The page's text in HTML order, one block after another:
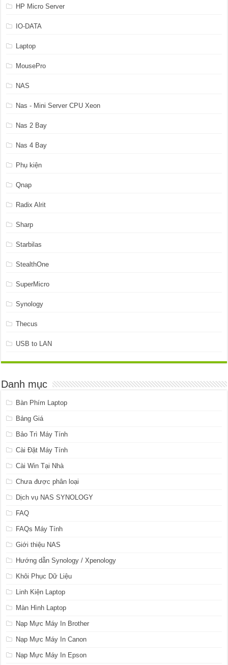
HP Micro Server
IO-DATA
Laptop
MousePro
NAS
Nas - Mini Server CPU Xeon
Nas 2 Bay
Nas 4 Bay
Phụ kiện
Qnap
Radix Alrit
Sharp
Starbilas
StealthOne
SuperMicro
Synology
Thecus
USB to LAN
Danh mục
Bàn Phím Laptop
Bảng Giá
Bảo Trì Máy Tính
Cài Đặt Máy Tính
Cài Win Tại Nhà
Chưa được phân loại
Dịch vụ NAS SYNOLOGY
FAQ
FAQs Máy Tính
Giới thiệu NAS
Hướng dẫn Synology / Xpenology
Khôi Phục Dữ Liệu
Linh Kiện Laptop
Màn Hình Laptop
Nạp Mực Máy In Brother
Nạp Mực Máy In Canon
Nạp Mực Máy In Epson